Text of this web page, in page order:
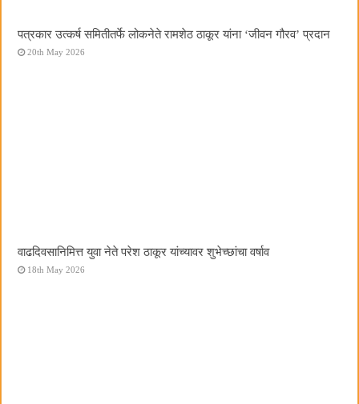
पत्रकार उत्कर्ष समितीतर्फे लोकनेते रामशेठ ठाकूर यांना ‌‘जीवन गौरव‌’ प्रदान
20th May 2026
वाढदिवसानिमित्त युवा नेते परेश ठाकूर यांच्यावर शुभेच्छांचा वर्षाव
18th May 2026